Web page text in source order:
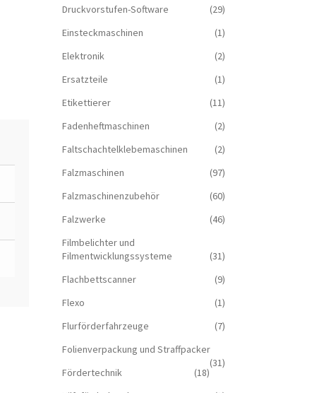
Druckvorstufen-Software
(29)
Einsteckmaschinen
(1)
Elektronik
(2)
Ersatzteile
(1)
Etikettierer
(11)
Fadenheftmaschinen
(2)
Faltschachtelklebemaschinen
(2)
Falzmaschinen
(97)
Falzmaschinenzubehör
(60)
Falzwerke
(46)
Filmbelichter und
Filmentwicklungssysteme
(31)
Flachbettscanner
(9)
Flexo
(1)
Flurförderfahrzeuge
(7)
Folienverpackung und Straffpacker
(31)
Fördertechnik
(18)